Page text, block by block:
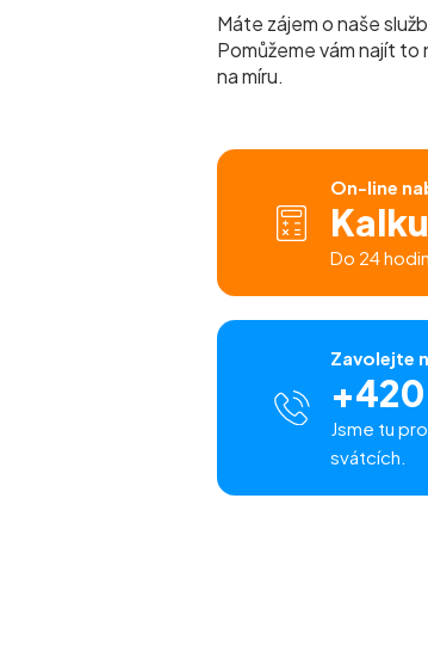
Máte zájem o naše
Pomůžeme vám najít to
na míru.
On-line
Do 24
Zavolejte
Jsme tu
svátcích.